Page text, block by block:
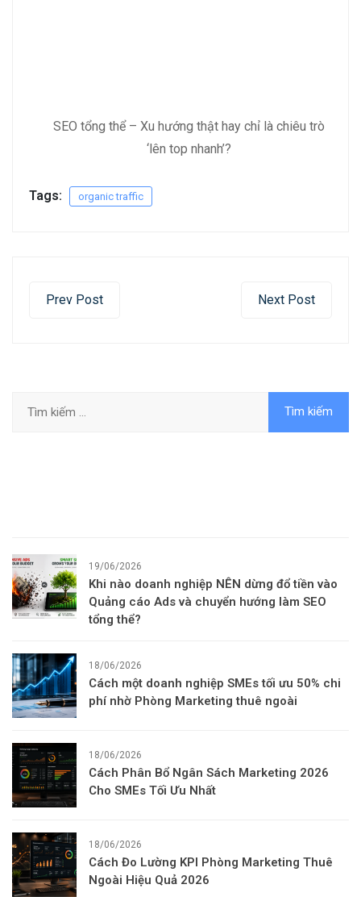
SEO tổng thể – Xu hướng thật hay chỉ là chiêu trò
‘lên top nhanh’?
Tags: organic traffic
Prev Post Next Post
19/06/2026
Khi nào doanh nghiệp NÊN dừng đổ tiền vào
Quảng cáo Ads và chuyển hướng làm SEO
tổng thể?
18/06/2026
Cách một doanh nghiệp SMEs tối ưu 50% chi
phí nhờ Phòng Marketing thuê ngoài
18/06/2026
Cách Phân Bổ Ngân Sách Marketing 2026
Cho SMEs Tối Ưu Nhất
18/06/2026
Cách Đo Lường KPI Phòng Marketing Thuê
Ngoài Hiệu Quả 2026